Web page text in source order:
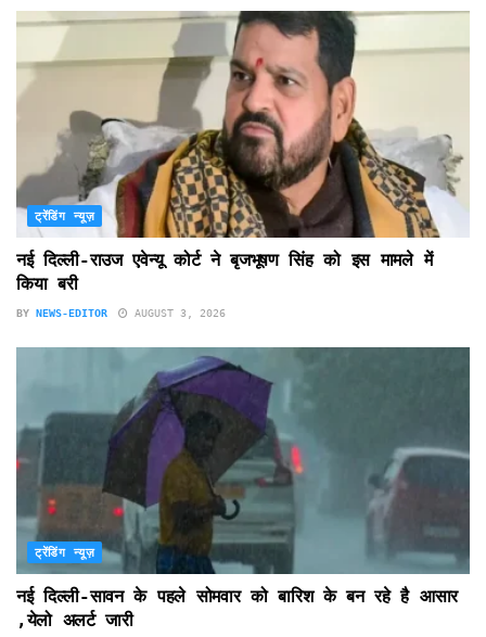
ट्रेंडिंग न्यूज़
नई दिल्ली-राउज एवेन्यू कोर्ट ने बृजभूषण सिंह को इस मामले में
किया बरी
BY NEWS-EDITOR AUGUST 3, 2026
ट्रेंडिंग न्यूज़
नई दिल्ली-सावन के पहले सोमवार को बारिश के बन रहे है आसार
,येलो अलर्ट जारी